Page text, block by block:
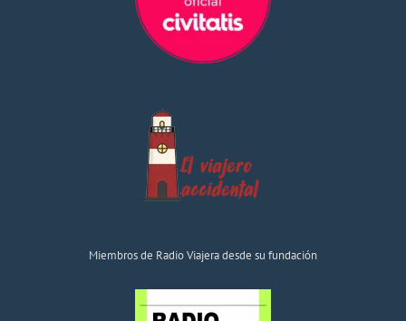
Miembros de Radio Viajera desde su fundación